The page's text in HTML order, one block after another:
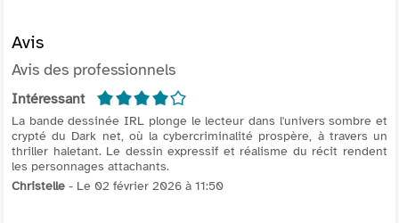
Avis
Avis des professionnels
Intéressant 4/5
La bande dessinée IRL plonge le lecteur dans l'univers sombre et
crypté du Dark net, où la cybercriminalité prospère, à travers un
thriller haletant. Le dessin expressif et réalisme du récit rendent
les personnages attachants.
Christelle - Le 02 février 2026 à 11:50